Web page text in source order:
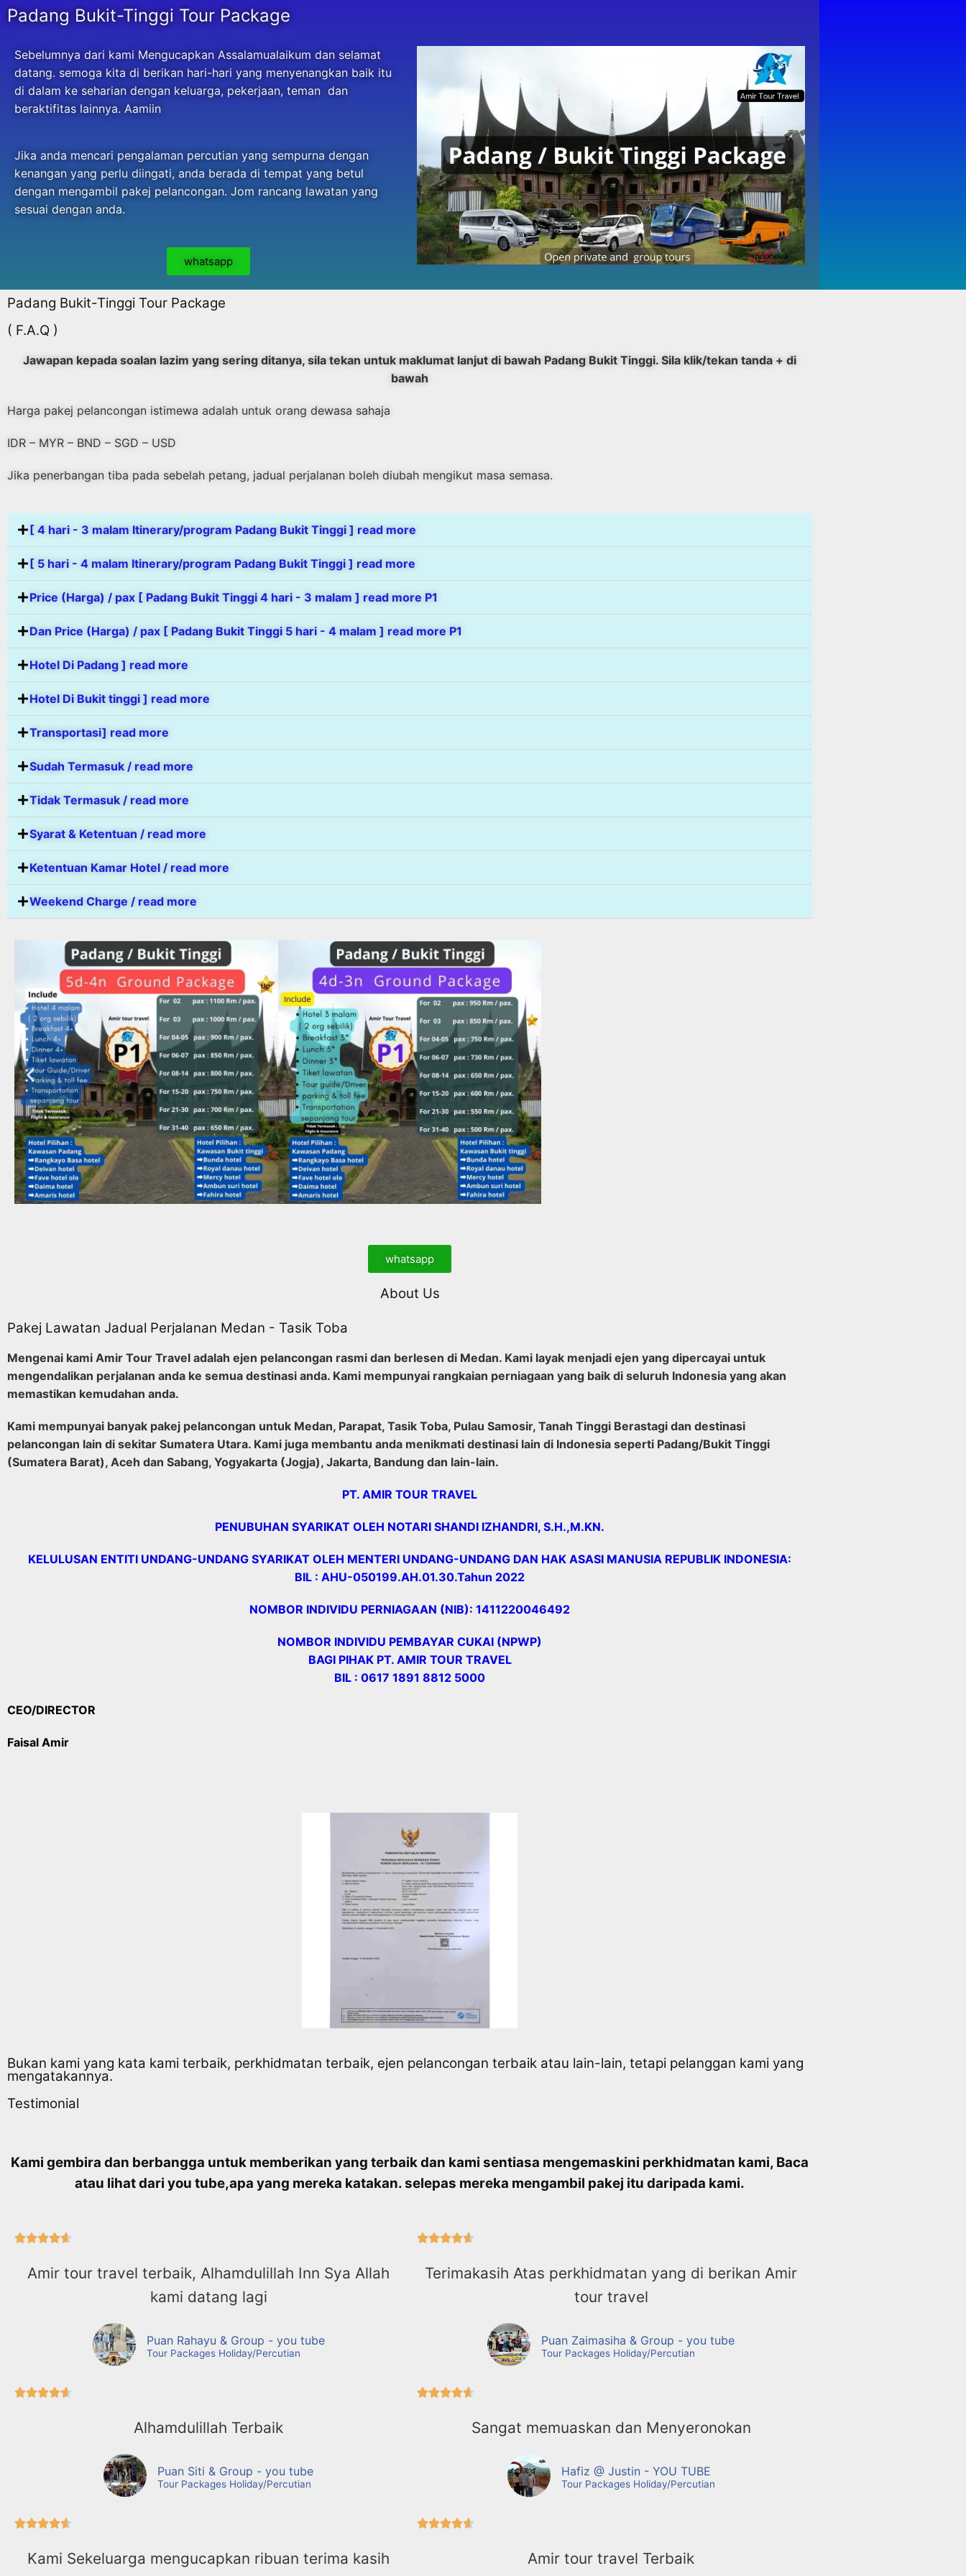
Padang Bukit-Tinggi Tour Package
Sebelumnya dari kami Mengucapkan Assalamualaikum dan selamat
datang. semoga kita di berikan hari-hari yang menyenangkan baik itu
di dalam ke seharian dengan keluarga, pekerjaan, teman dan
beraktifitas lainnya. Aamiin
Jika anda mencari pengalaman percutian yang sempurna dengan
kenangan yang perlu diingati, anda berada di tempat yang betul
dengan mengambil pakej pelancongan. Jom rancang lawatan yang
sesuai dengan anda.
whatsapp
Padang Bukit-Tinggi Tour Package
( F.A.Q )
Jawapan kepada soalan lazim yang sering ditanya, sila tekan untuk maklumat lanjut di bawah Padang Bukit Tinggi. Sila klik/tekan tanda + di
bawah
Harga pakej pelancongan istimewa adalah untuk orang dewasa sahaja
IDR – MYR – BND – SGD – USD
Jika penerbangan tiba pada sebelah petang, jadual perjalanan boleh diubah mengikut masa semasa.
[ 4 hari - 3 malam Itinerary/program Padang Bukit Tinggi ] read more
[ 5 hari - 4 malam Itinerary/program Padang Bukit Tinggi ] read more
Price (Harga) / pax [ Padang Bukit Tinggi 4 hari - 3 malam ] read more P1
Dan Price (Harga) / pax [ Padang Bukit Tinggi 5 hari - 4 malam ] read more P1
Hotel Di Padang ] read more
Hotel Di Bukit tinggi ] read more
Transportasi] read more
Sudah Termasuk / read more
Tidak Termasuk / read more
Syarat & Ketentuan / read more
Ketentuan Kamar Hotel / read more
Weekend Charge / read more
whatsapp
About Us
Pakej Lawatan Jadual Perjalanan Medan - Tasik Toba
Mengenai kami Amir Tour Travel adalah ejen pelancongan rasmi dan berlesen di Medan. Kami layak menjadi ejen yang dipercayai untuk
mengendalikan perjalanan anda ke semua destinasi anda. Kami mempunyai rangkaian perniagaan yang baik di seluruh Indonesia yang akan
memastikan kemudahan anda.
Kami mempunyai banyak pakej pelancongan untuk Medan, Parapat, Tasik Toba, Pulau Samosir, Tanah Tinggi Berastagi dan destinasi
pelancongan lain di sekitar Sumatera Utara. Kami juga membantu anda menikmati destinasi lain di Indonesia seperti Padang/Bukit Tinggi
(Sumatera Barat), Aceh dan Sabang, Yogyakarta (Jogja), Jakarta, Bandung dan lain-lain.
PT. AMIR TOUR TRAVEL
PENUBUHAN SYARIKAT OLEH NOTARI SHANDI IZHANDRI, S.H.,M.KN.
KELULUSAN ENTITI UNDANG-UNDANG SYARIKAT OLEH MENTERI UNDANG-UNDANG DAN HAK ASASI MANUSIA REPUBLIK INDONESIA:
BIL : AHU-050199.AH.01.30.Tahun 2022
NOMBOR INDIVIDU PERNIAGAAN (NIB): 1411220046492
NOMBOR INDIVIDU PEMBAYAR CUKAI (NPWP)
BAGI PIHAK PT. AMIR TOUR TRAVEL
BIL : 0617 1891 8812 5000
CEO/DIRECTOR
Faisal Amir
Bukan kami yang kata kami terbaik, perkhidmatan terbaik, ejen pelancongan terbaik atau lain-lain, tetapi pelanggan kami yang
mengatakannya.
Testimonial
Kami gembira dan berbangga untuk memberikan yang terbaik dan kami sentiasa mengemaskini perkhidmatan kami, Baca
atau lihat dari you tube,apa yang mereka katakan. selepas mereka mengambil pakej itu daripada kami.

Amir tour travel terbaik, Alhamdulillah Inn Sya Allah
kami datang lagi
Puan Rahayu & Group - you tube
Tour Packages Holiday/Percutian

Alhamdulillah Terbaik
Puan Siti & Group - you tube
Tour Packages Holiday/Percutian

Kami Sekeluarga mengucapkan ribuan terima kasih

Terimakasih Atas perkhidmatan yang di berikan Amir
tour travel
Puan Zaimasiha & Group - you tube
Tour Packages Holiday/Percutian

Sangat memuaskan dan Menyeronokan
Hafiz @ Justin - YOU TUBE
Tour Packages Holiday/Percutian

Amir tour travel Terbaik